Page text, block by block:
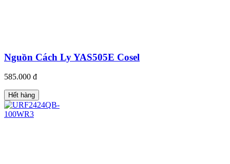
Nguồn Cách Ly YAS505E Cosel
585.000 đ
Hết hàng